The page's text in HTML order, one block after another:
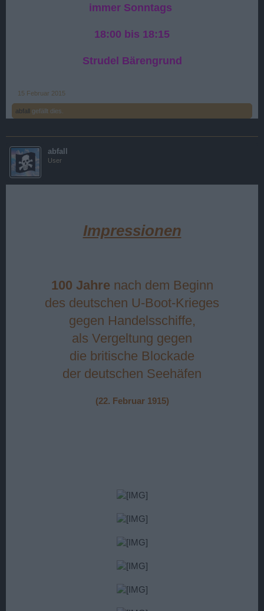
immer Sonntags
18:00 bis 18:15
Strudel Bärengrund
15 Februar 2015
abfall gefällt dies.
abfall
User
Impressionen
100 Jahrenach dem Beginn
des deutschen U-Boot-Krieges
gegen Handelsschiffe,
als Vergeltung gegen
die britische Blockade
der deutschen Seehäfen
(22. Februar 1915)